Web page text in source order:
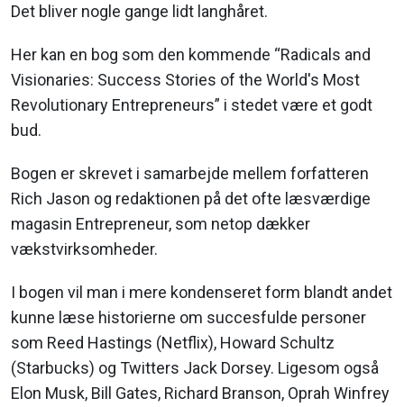
Det bliver nogle gange lidt langhåret.
Her kan en bog som den kommende “Radicals and
Visionaries: Success Stories of the World's Most
Revolutionary Entrepreneurs” i stedet være et godt
bud.
Bogen er skrevet i samarbejde mellem forfatteren
Rich Jason og redaktionen på det ofte læsværdige
magasin Entrepreneur, som netop dækker
vækstvirksomheder.
I bogen vil man i mere kondenseret form blandt andet
kunne læse historierne om succesfulde personer
som Reed Hastings (Netflix), Howard Schultz
(Starbucks) og Twitters Jack Dorsey. Ligesom også
Elon Musk, Bill Gates, Richard Branson, Oprah Winfrey